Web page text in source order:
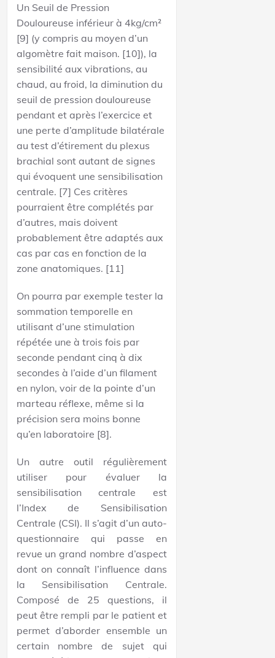
Un Seuil de Pression
Douloureuse inférieur à 4kg/cm²
[9] (y compris au moyen d’un
algomètre fait maison. [10]), la
sensibilité aux vibrations, au
chaud, au froid, la diminution du
seuil de pression douloureuse
pendant et après l’exercice et
une perte d’amplitude bilatérale
au test d’étirement du plexus
brachial sont autant de signes
qui évoquent une sensibilisation
centrale. [7] Ces critères
pourraient être complétés par
d’autres, mais doivent
probablement être adaptés aux
cas par cas en fonction de la
zone anatomiques. [11]
On pourra par exemple tester la
sommation temporelle en
utilisant d’une stimulation
répétée une à trois fois par
seconde pendant cinq à dix
secondes à l’aide d’un filament
en nylon, voir de la pointe d’un
marteau réflexe, même si la
précision sera moins bonne
qu’en laboratoire [8].
Un autre outil régulièrement
utiliser pour évaluer la
sensibilisation centrale est
l’Index de Sensibilisation
Centrale (CSI). Il s’agit d’un auto-
questionnaire qui passe en
revue un grand nombre d’aspect
dont on connaît l’influence dans
la Sensibilisation Centrale.
Composé de 25 questions, il
peut être rempli par le patient et
permet d’aborder ensemble un
certain nombre de sujet qui